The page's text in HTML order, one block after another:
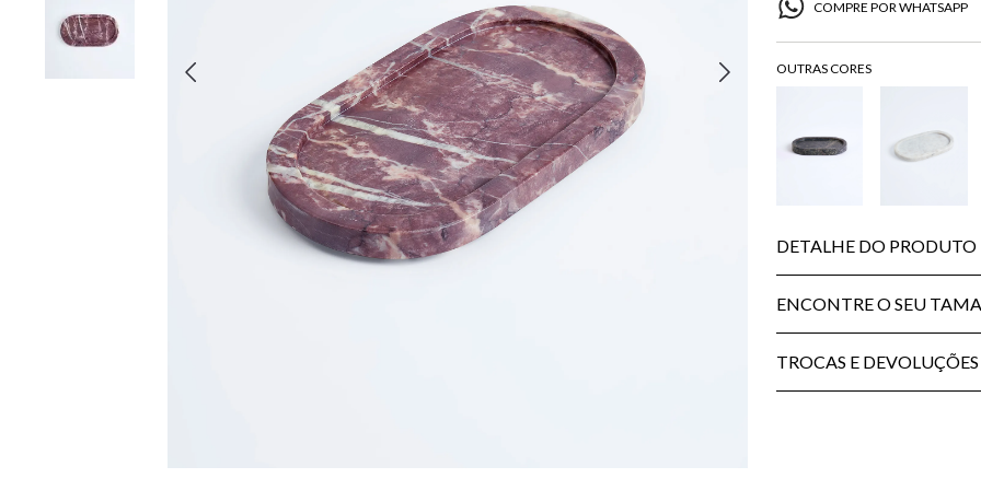
COMPRE POR WHATSAPP
DETALHE DO PRODUTO
ENCONTRE O SEU
TROCAS E DEVOLUÇÕES